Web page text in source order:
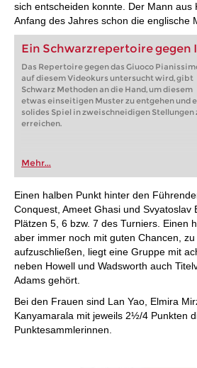
sich entscheiden konnte. Der Mann aus
Anfang des Jahres schon die englische
Ein Schwarzrepertoire gegen
Das Repertoire gegen das Giuoco
auf diesem Videokurs untersucht wird, gibt
Schwarz Methoden an die Hand, um diesem
etwas einseitigen Muster zu entgehen und
solides Spiel in zweischneidigen Stellungen
erreichen.
Mehr...
Einen halben Punkt hinter den
Conquest, Ameet Ghasi und Svyatoslav
Plätzen 5, 6 bzw. 7 des Turniers. Einen
aber immer noch mit guten Chancen,
aufzuschließen, liegt eine Gruppe mit
neben Howell und Wadsworth auch
Adams gehört.
Bei den Frauen sind Lan Yao, Elmira
Kanyamarala mit jeweils 2½/4 Punkten
Punktesammlerinnen.